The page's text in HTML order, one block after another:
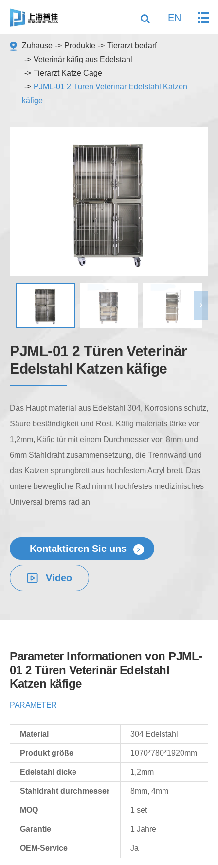
EN
Zuhause Produkte
Tierarzt bedarf
Veterinär käfig aus Edelstahl
Tierarzt Katze Cage
PJML-01 2 Türen Veterinär Edelstahl Katzen
käfige
PJML-01 2 Türen Veterinär
Edelstahl Katzen käfige
Das Haupt material aus Edelstahl 304, Korrosions schutz,
Säure beständigkeit und Rost, Käfig materials tärke von
1,2mm, Käfig tür mit einem Durchmesser von 8mm und
6mm Stahldraht zusammensetzung, die Trennwand und
das Katzen sprungbrett aus hochfestem Acryl brett. Das
untere bewegliche Rad nimmt hochfestes medizinisches
Universal brems rad an.
Kontaktieren Sie uns
Video
Parameter Informationen von PJML-
01 2 Türen Veterinär Edelstahl
Katzen käfige
PARAMETER
Material 304 Edelstahl
Produkt größe 1070*780*1920mm
Edelstahl dicke 1,2mm
Stahldraht durchmesser 8mm, 4mm
MOQ 1 set
Garantie 1 Jahre
OEM-Service Ja